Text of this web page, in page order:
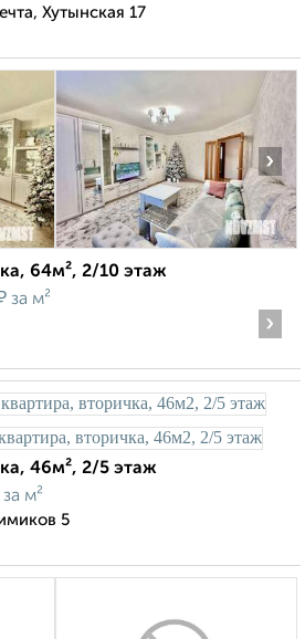
Хутынская 17
›
64м², 2/10 этаж
за м²
›
46м², 2/5 этаж
за м²
5